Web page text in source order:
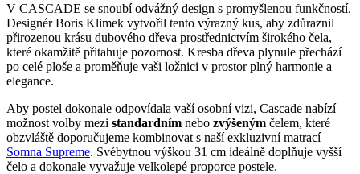
V CASCADE se snoubí odvážný design s promyšlenou funkčností.
Designér Boris Klimek vytvořil tento výrazný kus, aby zdůraznil
přirozenou krásu dubového dřeva prostřednictvím širokého čela,
které okamžitě přitahuje pozornost. Kresba dřeva plynule přechází
po celé ploše a proměňuje vaši ložnici v prostor plný harmonie a
elegance.
Aby postel dokonale odpovídala vaší osobní vizi, Cascade nabízí
možnost volby mezi standardním nebo zvýšeným čelem, které
obzvláště doporučujeme kombinovat s naší exkluzivní matrací
Somna Supreme. Svébytnou výškou 31 cm ideálně doplňuje vyšší
čelo a dokonale vyvažuje velkolepé proporce postele.